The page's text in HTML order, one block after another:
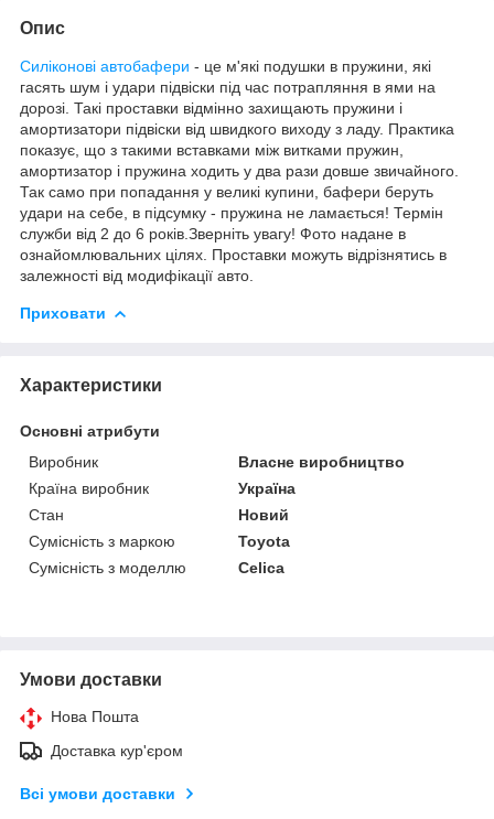
Опис
Силіконові автобафери - це м'які подушки в пружини, які
гасять шум і удари підвіски під час потрапляння в ями на
дорозі. Такі проставки відмінно захищають пружини і
амортизатори підвіски від швидкого виходу з ладу. Практика
показує, що з такими вставками між витками пружин,
амортизатор і пружина ходить у два рази довше звичайного.
Так само при попадання у великі купини, бафери беруть
удари на себе, в підсумку - пружина не ламається! Термін
служби від 2 до 6 років.Зверніть увагу! Фото надане в
ознайомлювальних цілях. Проставки можуть відрізнятись в
залежності від модифікації авто.
Приховати
Характеристики
Основні атрибути
Виробник
Власне виробництво
Країна виробник
Україна
Стан
Новий
Сумісність з маркою
Toyota
Сумісність з моделлю
Celica
Умови доставки
Нова Пошта
Доставка кур'єром
Всі умови доставки